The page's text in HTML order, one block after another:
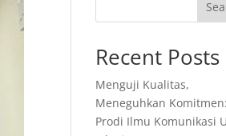
Recent Posts
Menguji Kualitas,
Meneguhkan Komitmen:
Prodi Ilmu Komunikasi